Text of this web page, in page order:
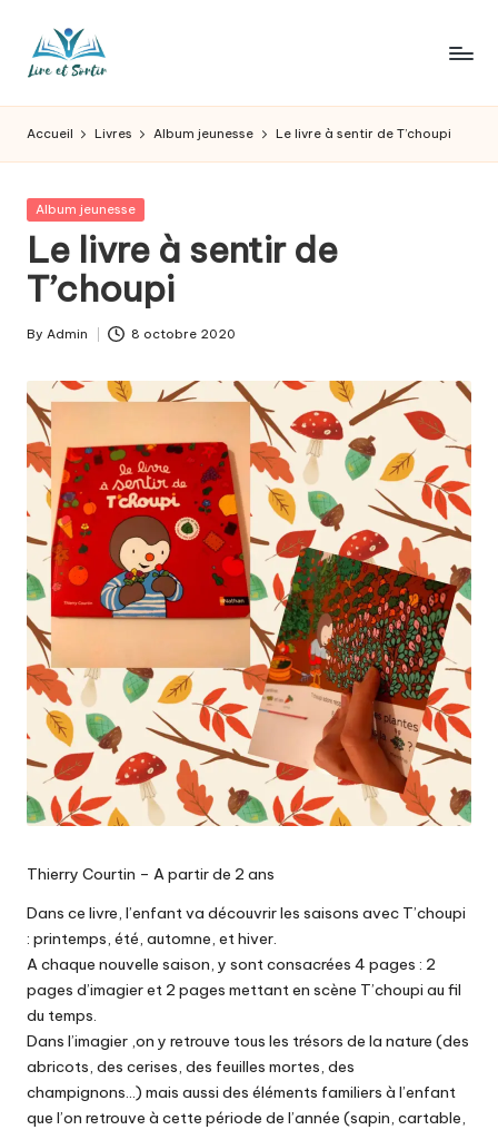
L
ir
e
e
t
s
o
r
t
ir
pour
les
goûts,
des
sorties
pour
Accueil Livres Album jeunesse Le livre à sentir de T’choupi
Posted
Album jeunesse
Le livre à sentir de
T’choupi
Posted
By Admin 8 octobre 2020
Thierry Courtin – A partir de 2 ans
Dans ce livre, l’enfant va découvrir les saisons avec T’choupi
: printemps, été, automne, et hiver.
A chaque nouvelle saison, y sont consacrées 4 pages : 2
pages d’imagier et 2 pages mettant en scène T’choupi au fil
du temps.
Dans l’imagier ,on y retrouve tous les trésors de la nature (des
abricots, des cerises, des feuilles mortes, des
champignons…) mais aussi des éléments familiers à l’enfant
que l’on retrouve à cette période de l’année (sapin, cartable,